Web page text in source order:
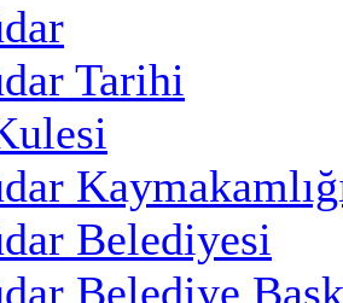
Tarihi
Belediyesi
Belediye